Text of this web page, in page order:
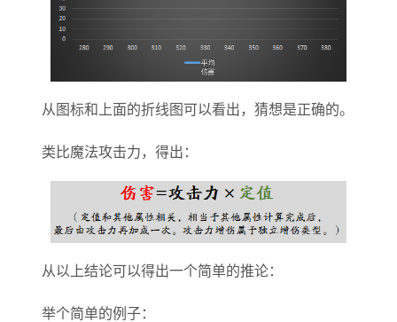
从图标和上面的折线图可以看出，猜想是正确的。
类比魔法攻击力，得出：
从以上结论可以得出一个简单的推论：
举个简单的例子：